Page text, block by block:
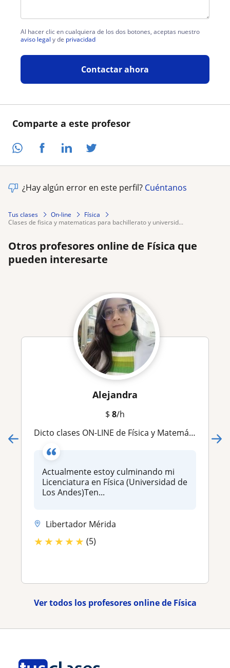
Comparte a este profesor
Al hacer clic en cualquiera de los dos botones, aceptas nuestro
aviso legal y de privacidad
Contactar ahora
¿Hay algún error en este perfil? Cuéntanos
Tus clases On-line
Física
clases de fisica y matematicas para bachillerato y universid...
Otros profesores online de Física que
pueden interesarte
Alejandra
$ 8/h
Dicto clases ON-LINE de Física y Matemáticas. Te apoyo con la resolución de ejercicios
Actualmente estoy culminando mi
Licenciatura en Física (Universidad de
Los Andes)Ten...
Libertador Mérida
★★★★★ (5)
Ver todos los profesores online de Física